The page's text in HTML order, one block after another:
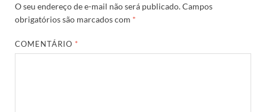
O seu endereço de e-mail não será publicado.Campos
obrigatórios são marcados com *
COMENTÁRIO *